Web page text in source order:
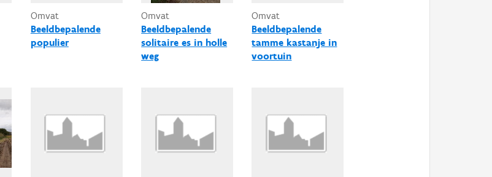
Omvat
Beeldbepalende
populier
Omvat
Beeldbepalende
solitaire es in holle
weg
Omvat
Beeldbepalende
tamme kastanje in
voortuin